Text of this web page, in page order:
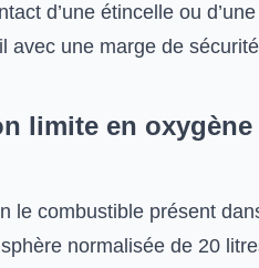
d’une étincelle ou
avec une marge de
limite en
le combustible présent
normalisée de 20